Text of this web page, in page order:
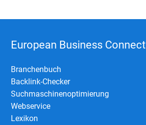
European Business Connect
Branchenbuch
Backlink-Checker
Suchmaschinenoptimierung
Webservice
Lexikon